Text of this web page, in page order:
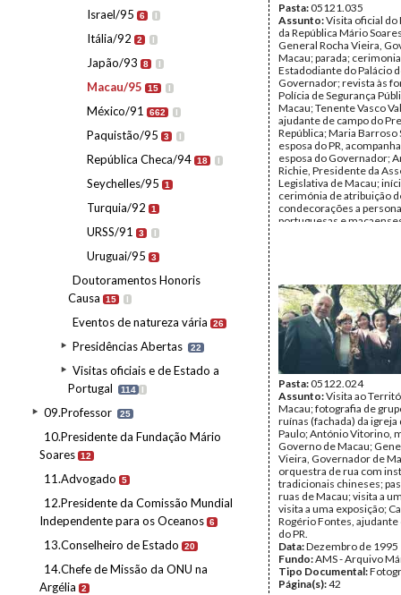
Israel/95 6 I
Itália/92 2 I
Japão/93 8 I
Macau/95 15 I
México/91 662 I
Paquistão/95 3 I
República Checa/94 18 I
Seychelles/95 1
Turquia/92 1
URSS/91 3 I
Uruguai/95 3
Doutoramentos Honoris
Causa
15 I
Eventos de natureza vária 26
Presidências Abertas 22
Visitas oficiais e de Estado a
Portugal
114 I
09.Professor 25
10.Presidente da Fundação Mário
Soares 12
11.Advogado 5
12.Presidente da Comissão Mundial
Independente para os Oceanos 6
13.Conselheiro de Estado 20
14.Chefe de Missão da ONU na
Argélia
2
Pasta:05121.035
Assunto:Visita oficial
da República Mário
General Rocha Vieira,
Macau; parada;
Estadodiante do Palácio
Governador; revista às
Polícia de Segurança
Macau; Tenente Vasco
ajudante de campo do
República; Maria Barroso
esposa do PR,
esposa do Governador;
Richie, Presidente da
Legislativa de Macau;
cerimónia de atribuição
condecorações a
portuguesas e
Fundo:AMS - Arquivo
Tipo Documental:
Página(s):36
Pasta:05122.024
Assunto:Visita ao
Macau; fotografia de
ruínas (fachada) da igreja
Paulo; António Vitorino,
Governo de Macau;
Vieira, Governador de
orquestra de rua com
tradicionais chineses;
ruas de Macau; visita a
visita a uma exposição;
Rogério Fontes, ajudante
do PR.
Data:Dezembro de 1995
Fundo:AMS - Arquivo
Tipo Documental:
Página(s):42